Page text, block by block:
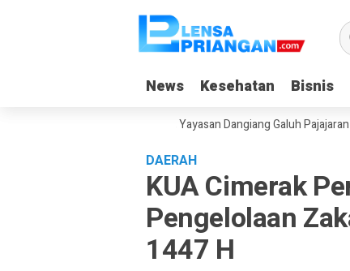
News Kesehatan Bisnis
News Kesehatan Bisnis
Gadget Saat Liburan, Yayasan Dangiang Galuh Pajajaran
DAERAH
KUA Cimerak
Pengelolaan
1447 H